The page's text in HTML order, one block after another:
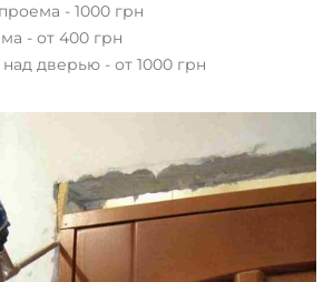
- 1000 грн
- от 400 грн
дверью - от 1000 грн